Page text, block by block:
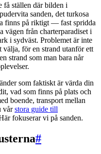
få ställen där bilden i
sanden, det turkosa
finns på riktigt — fast spridda
vägen från charterparadiset i
i sydväst. Problemet är inte
välja, för en strand utanför ett
strand som man bara når
som faktiskt är värda din
vad som finns på plats och
boende, transport mellan
vårstora guide till
fokuserar vi på sanden.
#